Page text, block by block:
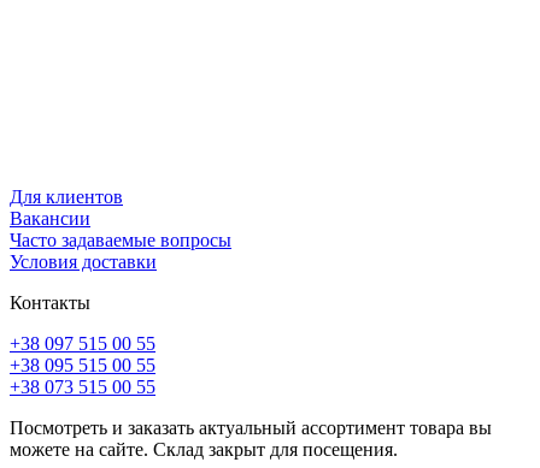
Для клиентов
Вакансии
Часто задаваемые вопросы
Условия доставки
Контакты
+38 097 515 00 55
+38 095 515 00 55
+38 073 515 00 55
Посмотреть и заказать актуальный ассортимент товара вы
можете на сайте. Склад закрыт для посещения.